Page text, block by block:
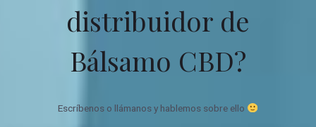
distribuidor de
Bálsamo CBD?
Escríbenos o llámanos y hablemos sobre ello